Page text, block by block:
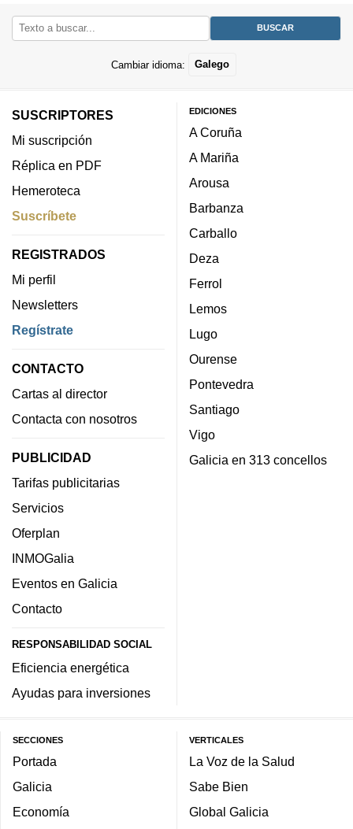
Cambiar idioma: Galego
SUSCRIPTORES
Mi suscripción
Réplica en PDF
Hemeroteca
Suscríbete
REGISTRADOS
Mi perfil
Newsletters
Regístrate
CONTACTO
Cartas al director
Contacta con nosotros
PUBLICIDAD
Tarifas publicitarias
Servicios
Oferplan
INMOGalia
Eventos en Galicia
Contacto
RESPONSABILIDAD SOCIAL
Eficiencia energética
Ayudas para inversiones
EDICIONES
A Coruña
A Mariña
Arousa
Barbanza
Carballo
Deza
Ferrol
Lemos
Lugo
Ourense
Pontevedra
Santiago
Vigo
Galicia en 313 concellos
SECCIONES
Portada
Galicia
Economía
VERTICALES
La Voz de la Salud
Sabe Bien
Global Galicia